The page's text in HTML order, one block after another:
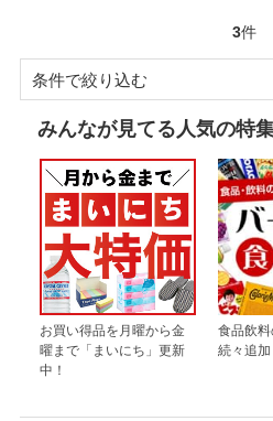
3件
条件で絞り込む
みんなが見てる人気の特
お買い得品を月曜から金
曜まで「まいにち」更新
中！
食品飲
続々追加